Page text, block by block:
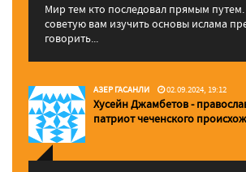
Мир тем кто последовал прямым путем.
советую вам изучить основы ислама
говорить...
АЗЕР ГАСАНЛИ 02.09.2024, 19:12
Хусейн Джамбетов -
патриот чеченского